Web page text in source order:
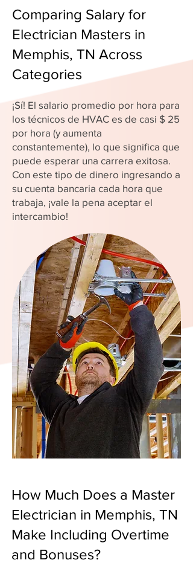
Comparing Salary for
Electrician Masters in
Memphis, TN Across
Categories
¡Sí! El salario promedio por hora para
los técnicos de HVAC es de casi $ 25
por hora (y aumenta
constantemente), lo que significa que
puede esperar una carrera exitosa.
Con este tipo de dinero ingresando a
su cuenta bancaria cada hora que
trabaja, ¡vale la pena aceptar el
intercambio!
How Much Does a Master
Electrician in Memphis, TN
Make Including Overtime
and Bonuses?